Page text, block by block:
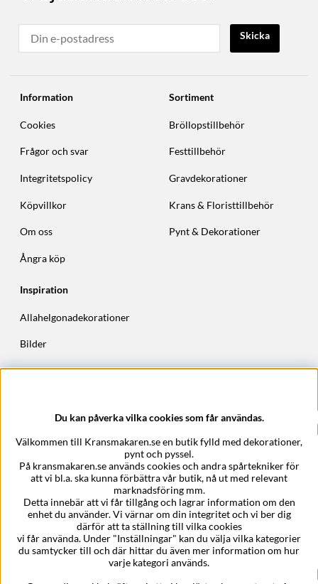
Skicka
Information
Cookies
Frågor och svar
Integritetspolicy
Köpvillkor
Om oss
Ångra köp
Sortiment
Bröllopstillbehör
Festtillbehör
Gravdekorationer
Krans & Floristtillbehör
Pynt & Dekorationer
Inspiration
Allahelgonadekorationer
Bilder
Höstkransar
Epost:support@kransmakaren.se
Du kan påverka vilka cookies som får användas.
Välkommen till Kransmakaren.se en butik fylld med dekorationer,
pynt och pyssel.
På kransmakaren.se används cookies och andra spårtekniker för
att vi bl.a. ska kunna förbättra vår butik, nå ut med relevant
marknadsföring mm.
Detta innebär att vi får tillgång och lagrar information om den
enhet du använder. Vi värnar om din integritet och vi ber dig
därför att ta ställning till vilka cookies
vi får använda. Under "Inställningar" kan du välja vilka kategorier
du samtycker till och där hittar du även mer information om hur
varje kategori används.